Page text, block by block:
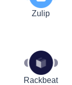
Zulip
Rackbeat